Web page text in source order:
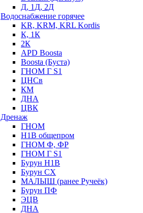
Д, 1Д, 2Д
Водоснабжение горячее
KR, KRM, KRL Kordis
К, 1К
2К
APD Boosta
Boosta (Буста)
ГНОМ Г S1
ЦНСв
КМ
ДНА
ЦВК
Дренаж
ГНОМ
Н1В общепром
ГНОМ Ф, ФР
ГНОМ Г S1
Бурун Н1В
Бурун СХ
МАЛЫШ (ранее Ручеёк)
Бурун ПФ
ЭЦВ
ДНА